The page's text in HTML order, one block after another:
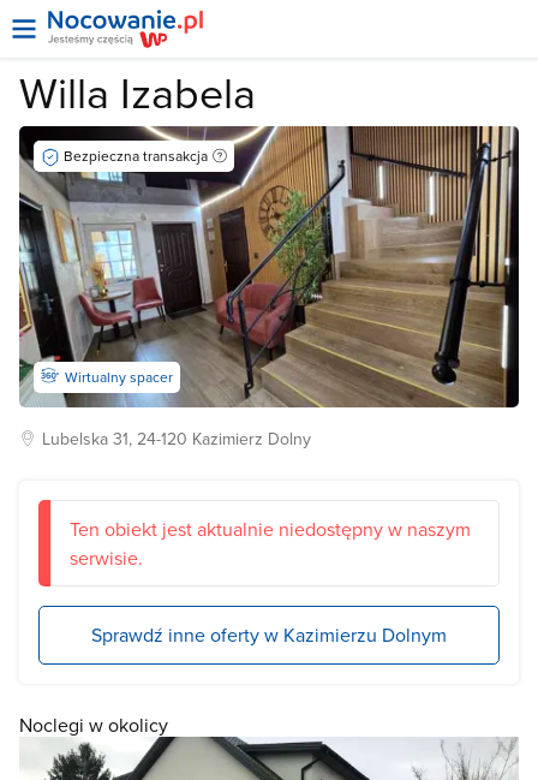
Willa Izabela
Wirtualny spacer
Bezpieczna transakcja
Lubelska31, 24-120 Kazimierz Dolny
Ten obiekt jest aktualnie niedostępny w naszym
serwisie.
Sprawdź inne oferty w Kazimierzu Dolnym
Noclegi w okolicy